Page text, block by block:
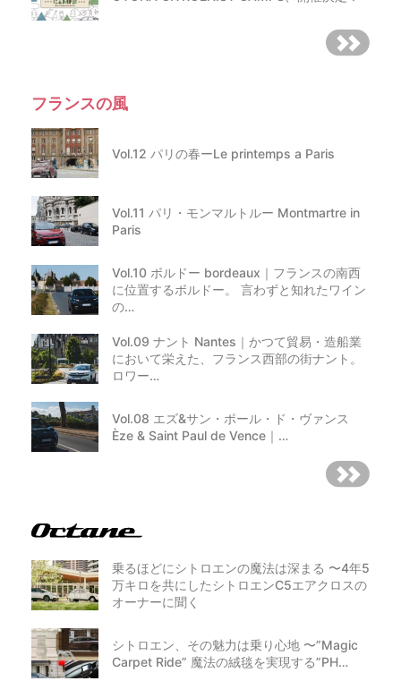
フランスの風
Vol.12 パリの春ーLe printemps a Paris
Vol.11 パリ・モンマルトルー Montmartre in
Paris
Vol.10 ボルドー bordeaux｜フランスの南西
に位置するボルドー。 言わずと知れたワイン
の…
Vol.09 ナント Nantes｜かつて貿易・造船業
において栄えた、フランス西部の街ナント。
ロワー…
Vol.08 エズ&サン・ポール・ド・ヴァンス
Èze & Saint Paul de Vence｜…
乗るほどにシトロエンの魔法は深まる 〜4年5
万キロを共にしたシトロエンC5エアクロスの
オーナーに聞く
シトロエン、その魅力は乗り心地 〜”Magic
Carpet Ride” 魔法の絨毯を実現する”PH…